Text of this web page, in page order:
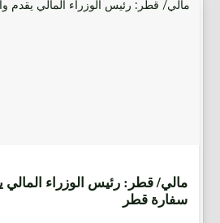
مالي/ قطر: رئيس الوزراء
سفارة قطر